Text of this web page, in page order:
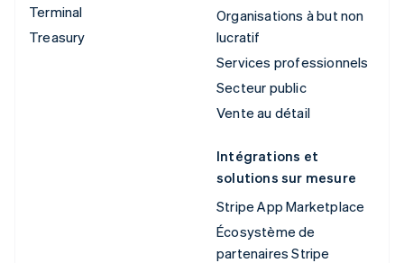
Terminal
Treasury
Organisations à but non
lucratif
Services professionnels
Secteur public
Vente au détail
Intégrations et
solutions sur mesure
Stripe App Marketplace
Écosystème de
partenaires Stripe